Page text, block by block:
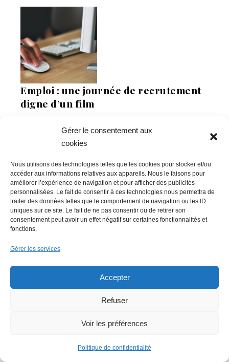
Gérer le consentement aux
cookies
Nous utilisons des technologies telles que les cookies pour stocker et/ou
accéder aux informations relatives aux appareils. Nous le faisons pour
améliorer l’expérience de navigation et pour afficher des publicités
personnalisées. Le fait de consentir à ces technologies nous permettra de
traiter des données telles que le comportement de navigation ou les ID
uniques sur ce site. Le fait de ne pas consentir ou de retirer son
consentement peut avoir un effet négatif sur certaines fonctionnalités et
fonctions.
Gérer les services
Accepter
Refuser
Voir les préférences
Politique de confidentialité
Emploi : une journée de recrutement
digne d’un film
Economie : Wash.ME poursuit son
développement dans la région
soutenue par 300 citoyens